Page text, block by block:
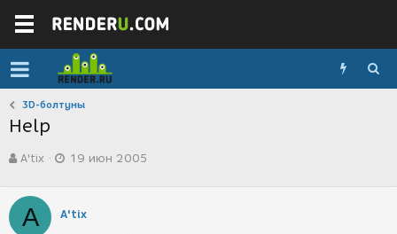
3D-болтуны
Help
в
о
р
т
A'tix
а
с
19 июн 2005
A A'tix